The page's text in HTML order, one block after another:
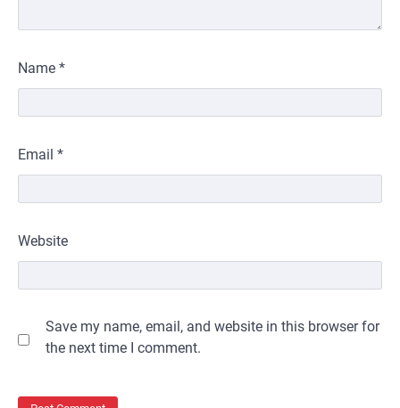
Name *
Email *
Website
Save my name, email, and website in this browser for
the next time I comment.